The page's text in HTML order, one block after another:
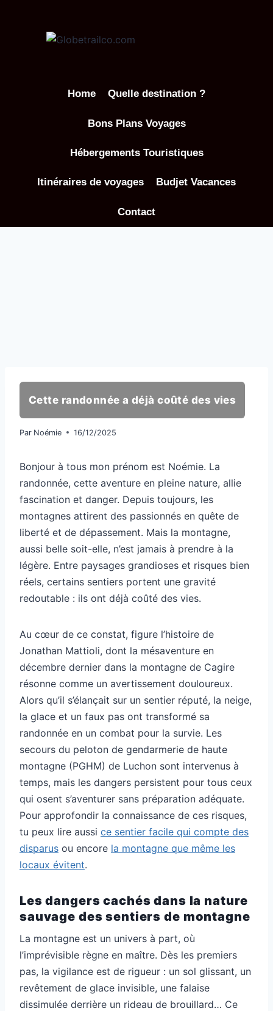
Home Quelle destination ?
Bons Plans Voyages
Hébergements Touristiques
Itinéraires de voyages Budjet Vacances
Contact
Cette randonnée a déjà coûté des vies
Par Noémie 16/12/2025
Bonjour à tous mon prénom est Noémie. La
randonnée, cette aventure en pleine nature, allie
fascination et danger. Depuis toujours, les
montagnes attirent des passionnés en quête de
liberté et de dépassement. Mais la montagne,
aussi belle soit-elle, n’est jamais à prendre à la
légère. Entre paysages grandioses et risques bien
réels, certains sentiers portent une gravité
redoutable : ils ont déjà coûté des vies.
Au cœur de ce constat, figure l’histoire de
Jonathan Mattioli, dont la mésaventure en
décembre dernier dans la montagne de Cagire
résonne comme un avertissement douloureux.
Alors qu’il s’élançait sur un sentier réputé, la neige,
la glace et un faux pas ont transformé sa
randonnée en un combat pour la survie. Les
secours du peloton de gendarmerie de haute
montagne (PGHM) de Luchon sont intervenus à
temps, mais les dangers persistent pour tous ceux
qui osent s’aventurer sans préparation adéquate.
Pour approfondir la connaissance de ces risques,
tu peux lire aussi ce sentier facile qui compte des
disparus ou encore la montagne que même les
locaux évitent.
Les dangers cachés dans la nature
sauvage des sentiers de montagne
La montagne est un univers à part, où
l’imprévisible règne en maître. Dès les premiers
pas, la vigilance est de rigueur : un sol glissant, un
revêtement de glace invisible, une falaise
dissimulée derrière un rideau de brouillard… Ce